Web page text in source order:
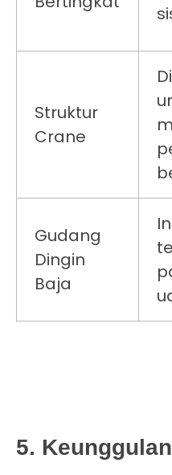
Struktur
Crane
Gudang
Dingin
Baja
5.